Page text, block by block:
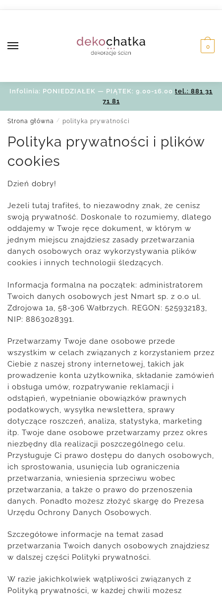
0
Infolinia: PONIEDZIAŁEK — PIĄTEK: 9.00-16.00 tel.: 881 31
71 81
Strona główna / polityka prywatności
Polityka prywatności i plików
cookies
Dzień dobry!
Jeżeli tutaj trafiłeś, to niezawodny znak, że cenisz
swoją prywatność. Doskonale to rozumiemy, dlatego
oddajemy w Twoje ręce dokument, w którym w
jednym miejscu znajdziesz zasady przetwarzania
danych osobowych oraz wykorzystywania plików
cookies i innych technologii śledzących.
Informacja formalna na początek: administratorem
Twoich danych osobowych jest Nmart sp. z o.o ul.
Zdrojowa 1a, 58-306 Wałbrzych. REGON: 525932183,
NIP: 8863028391.
Przetwarzamy Twoje dane osobowe przede
wszystkim w celach związanych z korzystaniem przez
Ciebie z naszej strony internetowej, takich jak
prowadzenie konta użytkownika, składanie zamówień
i obsługa umów, rozpatrywanie reklamacji i
odstąpień, wypełnianie obowiązków prawnych
podatkowych, wysyłka newslettera, sprawy
dotyczące roszczeń, analiza, statystyka, marketing
itp. Twoje dane osobowe przetwarzamy przez okres
niezbędny dla realizacji poszczególnego celu.
Przysługuje Ci prawo dostępu do danych osobowych,
ich sprostowania, usunięcia lub ograniczenia
przetwarzania, wniesienia sprzeciwu wobec
przetwarzania, a także o prawo do przenoszenia
danych. Ponadto możesz złożyć skargę do Prezesa
Urzędu Ochrony Danych Osobowych.
Szczegółowe informacje na temat zasad
przetwarzania Twoich danych osobowych znajdziesz
w dalszej części Polityki prywatności.
W razie jakichkolwiek wątpliwości związanych z
Polityką prywatności, w każdej chwili możesz